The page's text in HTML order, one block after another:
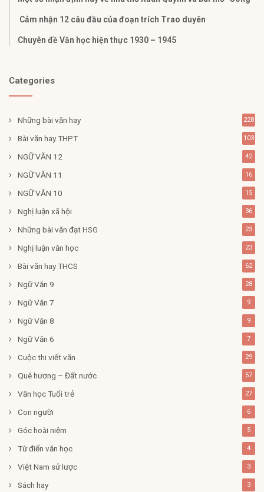
Cảm nhận 12 câu đầu của đoạn trích Trao duyên
Chuyên đề Văn học hiện thực 1930 – 1945
Categories
Những bài văn hay 228
Bài văn hay THPT 103
NGỮ VĂN 12 42
NGỮ VĂN 11 16
NGỮ VĂN 10 15
Nghị luận xã hội 36
Những bài văn đạt HSG 23
Nghị luận văn học 23
Bài văn hay THCS 62
Ngữ Văn 9 28
Ngữ Văn 7 9
Ngữ Văn 8 9
Ngữ Văn 6 7
Cuộc thi viết văn 29
Quê hương – Đất nước 57
Văn học Tuổi trẻ 27
Con người 6
Góc hoài niệm 5
Từ điển văn học 4
Việt Nam sử lược 3
Sách hay 3